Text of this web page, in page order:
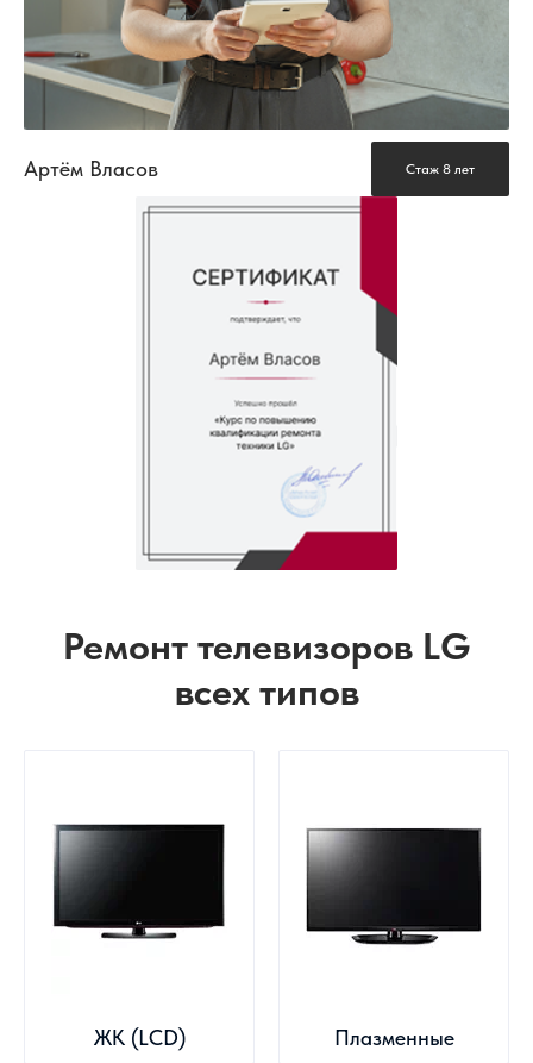
Артём Власов Стаж 8 лет
Ремонт телевизоров LG
всех типов
ЖК (LCD) Плазменные